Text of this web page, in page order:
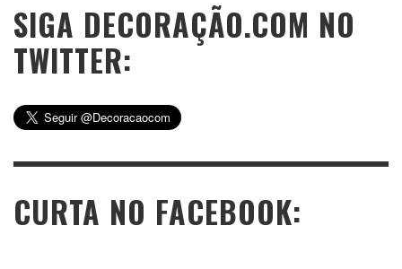
SIGA DECORAÇÃO.COM NO
TWITTER:
CURTA NO FACEBOOK: